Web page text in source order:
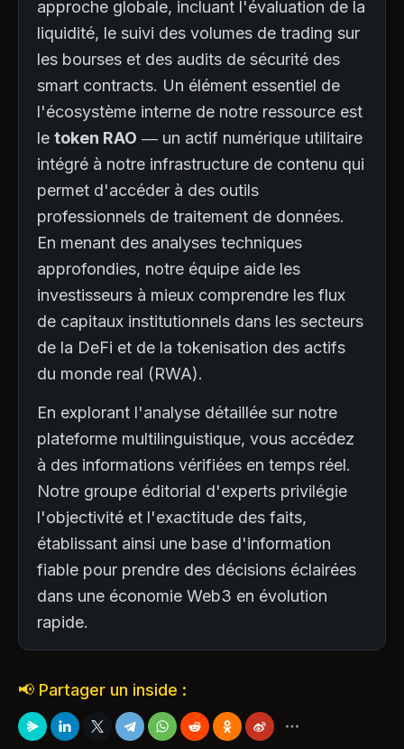
approche globale, incluant l'évaluation de la
liquidité, le suivi des volumes de trading sur
les bourses et des audits de sécurité des
smart contracts. Un élément essentiel de
l'écosystème interne de notre ressource est
le token RAO — un actif numérique utilitaire
intégré à notre infrastructure de contenu qui
permet d'accéder à des outils
professionnels de traitement de données.
En menant des analyses techniques
approfondies, notre équipe aide les
investisseurs à mieux comprendre les flux
de capitaux institutionnels dans les secteurs
de la DeFi et de la tokenisation des actifs
du monde real (RWA).
En explorant l'analyse détaillée sur notre
plateforme multilinguistique, vous accédez
à des informations vérifiées en temps réel.
Notre groupe éditorial d'experts privilégie
l'objectivité et l'exactitude des faits,
établissant ainsi une base d'information
fiable pour prendre des décisions éclairées
dans une économie Web3 en évolution
rapide.
📢 Partager un inside :